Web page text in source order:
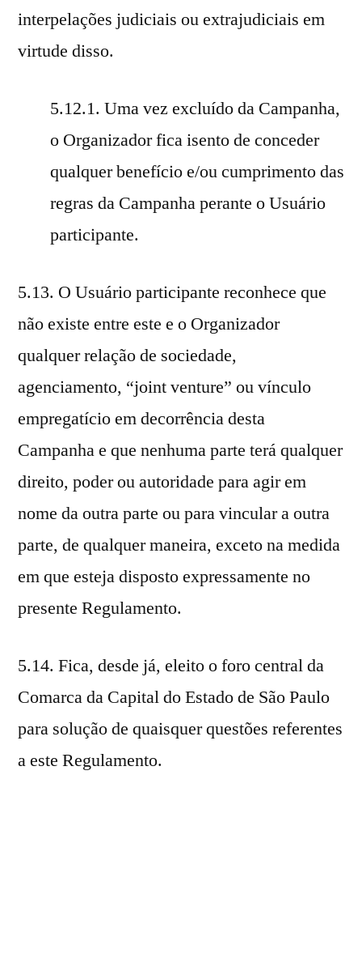
interpelações judiciais ou extrajudiciais em
virtude disso.
5.12.1. Uma vez excluído da Campanha,
o Organizador fica isento de conceder
qualquer benefício e/ou cumprimento das
regras da Campanha perante o Usuário
participante.
5.13. O Usuário participante reconhece que
não existe entre este e o Organizador
qualquer relação de sociedade,
agenciamento, “joint venture” ou vínculo
empregatício em decorrência desta
Campanha e que nenhuma parte terá qualquer
direito, poder ou autoridade para agir em
nome da outra parte ou para vincular a outra
parte, de qualquer maneira, exceto na medida
em que esteja disposto expressamente no
presente Regulamento.
5.14. Fica, desde já, eleito o foro central da
Comarca da Capital do Estado de São Paulo
para solução de quaisquer questões referentes
a este Regulamento.